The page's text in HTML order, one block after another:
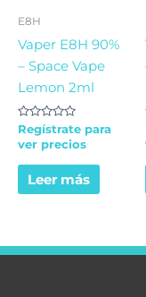
E8H
Vaper E8H 90%
– Space Vape
Lemon 2ml
Valorado
0
5
Regístrate para
ver precios
Leer más
5